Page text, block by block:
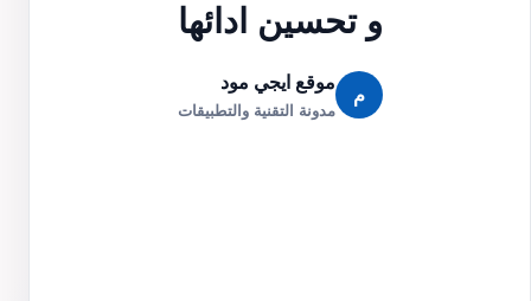
و تحسين ادائها
م
موقع ايجي مود
مدونة التقنية والتطبيقات